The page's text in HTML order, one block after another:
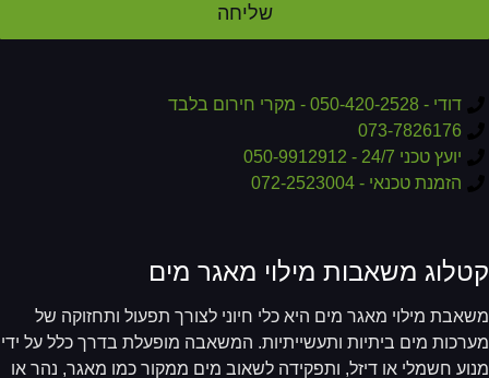
שליחה
דודי - 050-420-2528 - מקרי חירום בלבד
073-7826176
יועץ טכני 24/7 - 050-9912912
הזמנת טכנאי - 072-2523004
משאבות מילוי מאגר מים
מילוי מאגר מים היא כלי חיוני לצורך תפעול ותחזוקה של
מים ביתיות ותעשייתיות. המשאבה מופעלת בדרך כלל על ידי
חשמלי או דיזל, ותפקידה לשאוב מים ממקור כמו מאגר, נהר או